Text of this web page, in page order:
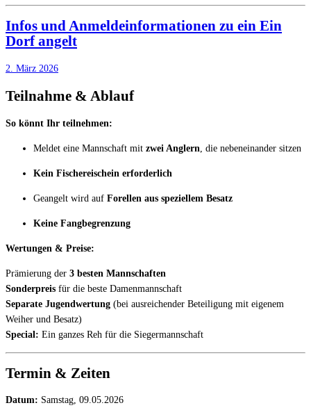
Infos und Anmeldeinformationen zu ein Ein
Dorf angelt
2. März 2026
Teilnahme & Ablauf
So könnt Ihr teilnehmen:
Meldet eine Mannschaft mit zwei Anglern , die nebeneinander sitzen
Kein Fischereischein erforderlich
Geangelt wird auf Forellen aus speziellem Besatz
Keine Fangbegrenzung
Wertungen & Preise:
Prämierung der 3 besten Mannschaften
Sonderpreis für die beste Damenmannschaft
Separate Jugendwertung (bei ausreichender Beteiligung mit eigenem
Weiher und Besatz)
Special: Ein ganzes Reh für die Siegermannschaft
Termin & Zeiten
Datum: Samstag, 09.05.2026